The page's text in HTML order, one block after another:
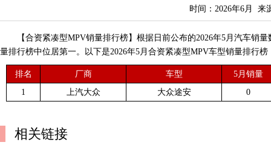
时间：2026年6月 来
【合资紧凑型MPV销量排行榜】根据日前公布的2026年5月汽车销
量排行榜中位居第一。以下是2026年5月合资紧凑型MPV车型销量排行榜
排名 厂商 车型
5月销量
1
上汽大众 大众途安 0
相关链接